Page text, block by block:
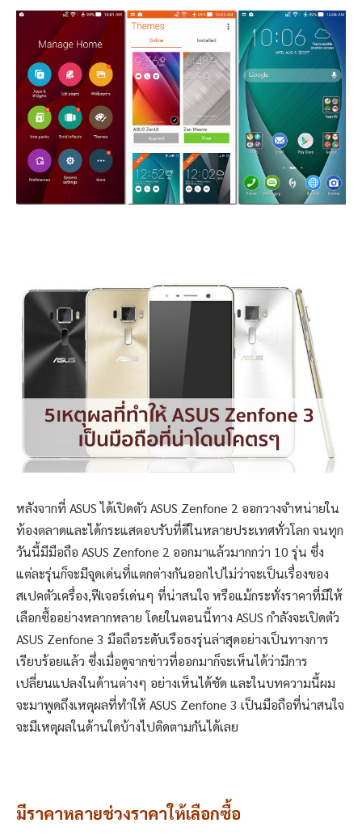
หลังจากที่ ASUS ได้เปิดตัว ASUS Zenfone 2 ออกวางจำหน่ายใน
ท้องตลาดและได้กระแสตอบรับที่ดีในหลายประเทศทั่วโลก จนทุก
วันนี้มีมือถือ ASUS Zenfone 2 ออกมาแล้วมากกว่า 10 รุ่น ซึ่ง
แต่ละรุ่นก็จะมีจุดเด่นที่แตกต่างกันออกไปไม่ว่าจะเป็นเรื่องของ
สเปคตัวเครื่อง,ฟีเจอร์เด่นๆ ที่น่าสนใจ หรือแม้กระทั่งราคาที่มีให้
เลือกซื้ออย่างหลากหลาย โดยในตอนนี้ทาง ASUS กำลังจะเปิดตัว
ASUS Zenfone 3 มือถือระดับเรือธงรุ่นล่าสุดอย่างเป็นทางการ
เรียบร้อยแล้ว ซึ่งเมื่อดูจากข่าวที่ออกมาก็จะเห็นได้ว่ามีการ
เปลี่ยนแปลงในด้านต่างๆ อย่างเห็นได้ชัด และในบทความนี้ผม
จะมาพูดถึงเหตุผลที่ทำให้ ASUS Zenfone 3 เป็นมือถือที่น่าสนใจ
จะมีเหตุผลในด้านใดบ้างไปติดตามกันได้เลย
มีราคาหลายช่วงราคาให้เลือกซื้อ